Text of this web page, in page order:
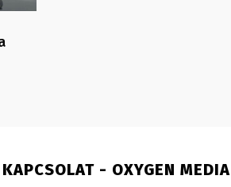
KAPCSOLAT - OXYGEN MEDIA